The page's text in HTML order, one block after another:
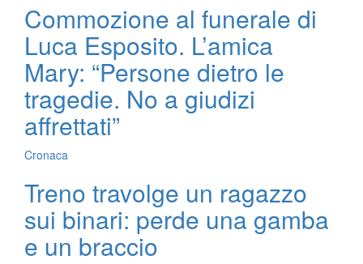
Commozione al funerale di
Luca Esposito. L’amica
Mary: “Persone dietro le
tragedie. No a giudizi
affrettati”
Cronaca
Treno travolge un ragazzo
sui binari: perde una gamba
e un braccio